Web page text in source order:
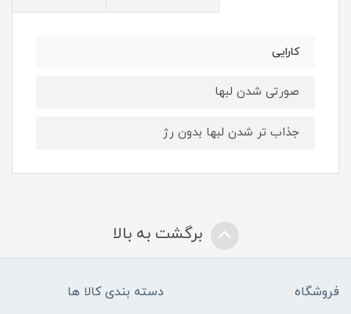
کارایی
صورتی شدن لبها
جذاب تر شدن لبها بدون رژ
برگشت به بالا
فروشگاه دسته بندی کالا ها